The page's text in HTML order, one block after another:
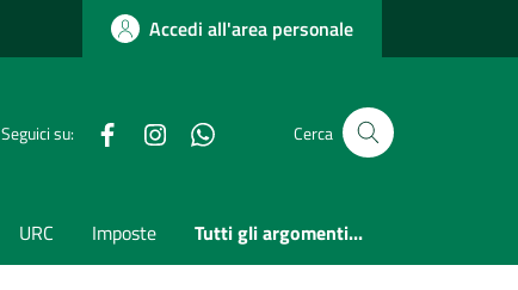
Accedi all'area personale
Seguici su: FacebookInstagramwhatsappCerca
URC Imposte Tutti gli argomenti...